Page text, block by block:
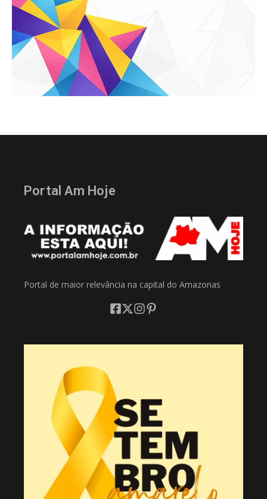
Portal Am Hoje
Portal de maior relevância na capital do Amazonas